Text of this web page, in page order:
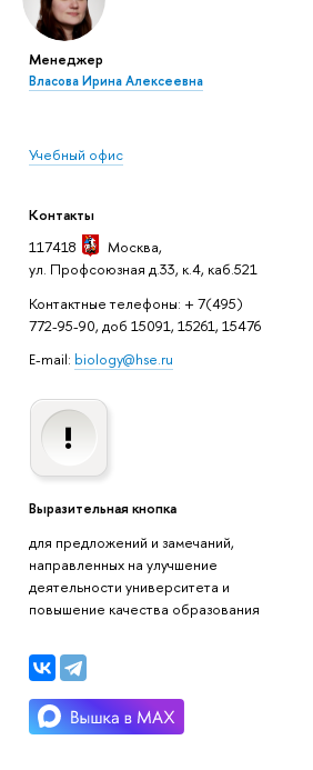
Менеджер
Власова Ирина Алексеевна
Учебный офис
Контакты
117418
Москва,
ул. Профсоюзная д.33, к.4, каб.521
Контактные телефоны: + 7(495)
772-95-90, доб 15091, 15261, 15476
E-mail: biology@hse.ru
Выразительная кнопка
для предложений и замечаний,
направленных на улучшение
деятельности университета и
повышение качества образования